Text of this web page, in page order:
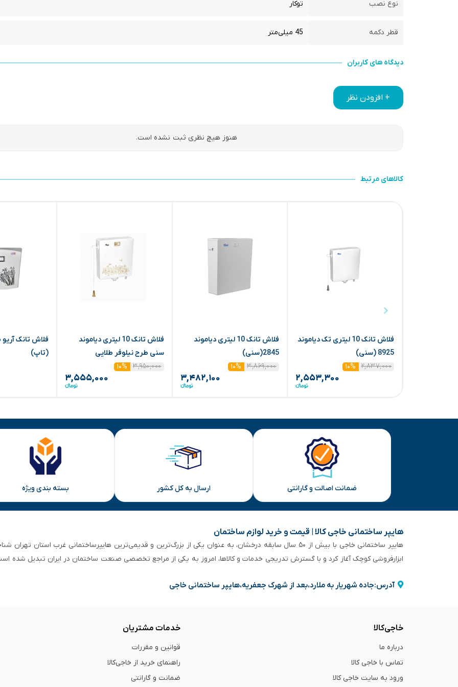
نوع نصب توکار
قطر دکمه 45 میلی‌متر
دیدگاه های کاربران
+ افزودن نظر
هنوز هیچ نظری ثبت نشده است.
کالاهای مرتبط
فلاش تانک 10 لیتری تک دیاموند
8925 (سنی)
۲,۸۳۷,۰۰۰
۱۰%
۲,۵۵۳,۳۰۰
فلاش تانک 10 لیتری دیاموند
2845(سنی)
۳,۸۶۹,۰۰۰
۱۰%
۳,۴۸۲,۱۰۰
فلاش تانک 10 لیتری دیاموند
سنی طرح نیلوفر طلایی
۳,۹۵۰,۰۰۰
۱۰%
۳,۵۵۵,۰۰۰
فلاش تانک
(تاپ)
ضمانت اصالت و گارانتی ارسال به کل کشور بسته بندی ویژه
هایپر ساختمانی خاجی‌ کالا | قیمت و خرید لوازم ساختمان
هایپر ساختمانی خاجی‌ با بیش از ۵۰ سال سابقه‌ درخشان، به عنوان یکی از بزرگ‌ترین و قدیمی‌ترین هایپرساختمانی‌ غرب
ابزارفروشی کوچک آغاز کرد و با گسترش تدریجی خدمات و کالاها، امروز به یکی از مراجع تخصصی صنعت ساختمان در ایران تبدیل شده
آدرس:جاده شهریار به ملارد،بعد از شهرک جعفریه،هایپر ساختمانی خاجی
خاجی‌کالا
درباره ما
تماس با خاجی کالا
ورود به سایت خاجی‌ کالا
خدمات مشتریان
قوانین و مقررات
راهنمای خرید از خاجی‌کالا
ضمانت و گارانتی